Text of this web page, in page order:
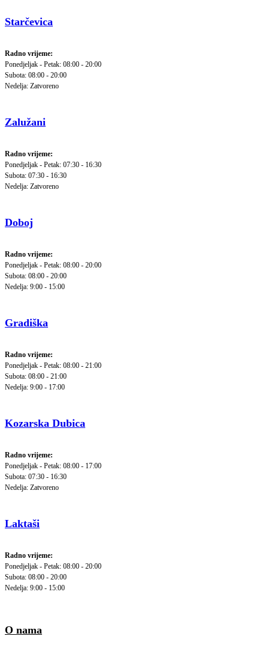
Starčevica
Radno vrijeme:
Ponedjeljak - Petak: 08:00 - 20:00
Subota: 08:00 - 20:00
Nedelja: Zatvoreno
Zalužani
Radno vrijeme:
Ponedjeljak - Petak: 07:30 - 16:30
Subota: 07:30 - 16:30
Nedelja: Zatvoreno
Doboj
Radno vrijeme:
Ponedjeljak - Petak: 08:00 - 20:00
Subota: 08:00 - 20:00
Nedelja: 9:00 - 15:00
Gradiška
Radno vrijeme:
Ponedjeljak - Petak: 08:00 - 21:00
Subota: 08:00 - 21:00
Nedelja: 9:00 - 17:00
Kozarska Dubica
Radno vrijeme:
Ponedjeljak - Petak: 08:00 - 17:00
Subota: 07:30 - 16:30
Nedelja: Zatvoreno
Laktaši
Radno vrijeme:
Ponedjeljak - Petak: 08:00 - 20:00
Subota: 08:00 - 20:00
Nedelja: 9:00 - 15:00
O nama